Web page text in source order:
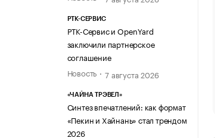
РТК-СЕРВИС
РТК-Сервис и OpenYard
заключили партнерское
соглашение
Новость
7 августа 2026
«ЧАЙНА ТРЭВЕЛ»
Синтез впечатлений: как формат
«Пекин и Хайнань» стал трендом
2026